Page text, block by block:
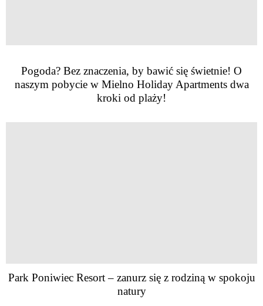
Pogoda? Bez znaczenia, by bawić się świetnie! O
naszym pobycie w Mielno Holiday Apartments dwa
kroki od plaży!
Park Poniwiec Resort – zanurz się z rodziną w spokoju
natury